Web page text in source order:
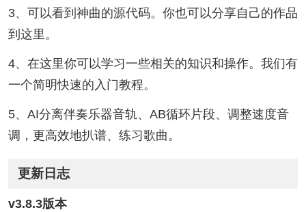
3、可以看到神曲的源代码。你也可以分享自己的作品
到这里。
4、在这里你可以学习一些相关的知识和操作。我们有
一个简明快速的入门教程。
5、AI分离伴奏乐器音轨、AB循环片段、调整速度音
调，更高效地扒谱、练习歌曲。
更新日志
v3.8.3版本